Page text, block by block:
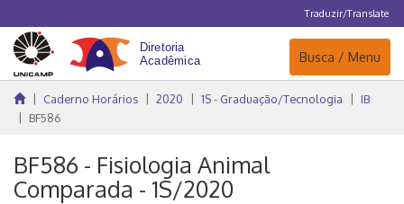
Traduzir/Translate
Navegação
Busca / Menu
Caderno Horários 2020 1S - Graduação/Tecnologia
IB
BF586
BF586 - Fisiologia Animal
Comparada - 1S/2020